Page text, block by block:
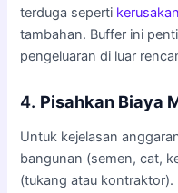
terduga seperti kerusakan
tambahan. Buffer ini
pengeluaran di luar
4. Pisahkan Biaya
Untuk kejelasan
bangunan (semen, cat,
(tukang atau kontraktor).